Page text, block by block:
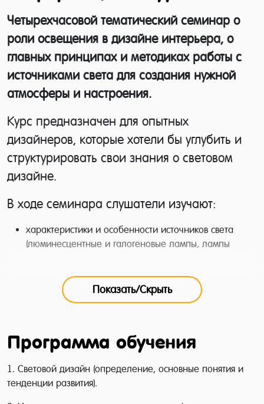
Четырехчасовой тематический семинар о
роли освещения в дизайне интерьера, о
главных принципах и методиках работы с
источниками света для создания нужной
атмосферы и настроения.
Курс предназначен для опытных
дизайнеров, которые хотели бы углубить и
структурировать свои знания о световом
дизайне.
В ходе семинара слушатели изучают:
характеристики и особенности источников света
(люминесцентные и галогеновые лампы, лампы
нюансы их применения в интерьере;
технические средства управления светом (датчики,
эргономика света, санитарно-гигиенические нормы
и мощности для конкретного помещения;
режиссура света – использование зеркал, работа с
Показать/Скрыть
Программа обучения
1. Световой дизайн (определение, основные понятия и
тенденции развития).